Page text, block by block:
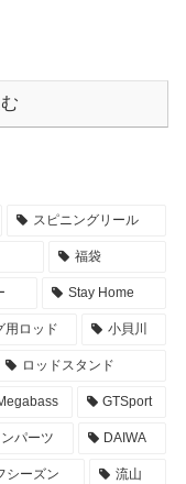
スピニングリール
福袋
Stay Home
用ロッド 小貝川
ロッドスタンド
GTSport
パーツ DAIWA
シーズン 流山